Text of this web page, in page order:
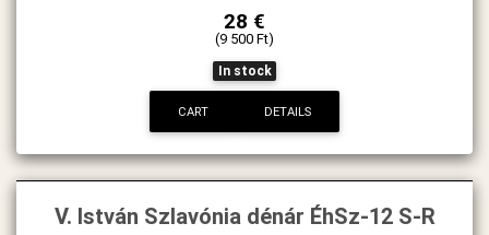
28 €
(9 500 Ft)
In stock
CART DETAILS
V. István Szlavónia dénár ÉhSz-12 S-R